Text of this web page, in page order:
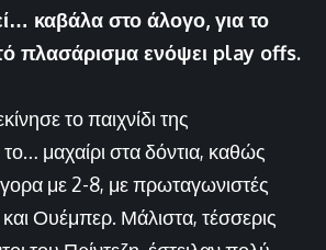
καβάλα στο άλογο, για το
πλασάρισμα ενόψει play offs.
το παιχνίδι της
μαχαίρι στα δόντια, καθώς
με 2-8, με πρωταγωνιστές
Ουέμπερ. Μάλιστα, τέσσερις